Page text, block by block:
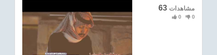
اناشيد 63 مشاهدات
0 0